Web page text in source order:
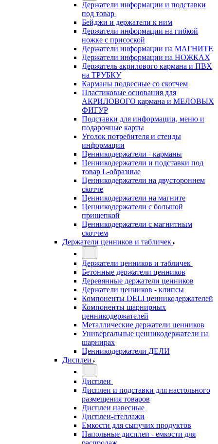
Держатели информации и подставки
под товар
Бейджи и держатели к ним
Держатели информации на гибкой
ножке с присоской
Держатели информации на МАГНИТЕ
Держатели информации на НОЖКАХ
Держатель акрилового кармана и ПВХ
на ТРУБКУ
Карманы подвесные со скотчем
Пластиковые основания для
АКРИЛОВОГО кармана и МЕЛОВЫХ
ФИГУР
Подставки для информации, меню и
подарочные карты
Уголок потребителя и стенды
информации
Ценникодержатели - карманы
Ценникодержатели и подставки под
товар L-образные
Ценникодержатели на двустороннем
скотче
Ценникодержатели на магните
Ценникодержатели с большой
прищепкой
Ценникодержатели с магнитным
скотчем
Держатели ценников и табличек
Держатели ценников и табличек
Бетонные держатели ценников
Деревянные держатели ценников
Держатели ценников - клипсы
Компоненты DELI ценникодержателей
Компоненты шарнирных
ценникодержателей
Металлические держатели ценников
Универсальные ценникодержатели на
шарнирах
Ценникодержатели ДЕЛИ
Дисплеи
Дисплеи
Дисплеи и подставки для настольного
размещения товаров
Дисплеи навесные
Дисплеи-стеллажи
Емкости для сыпучих продуктов
Напольные дисплеи - емкости для